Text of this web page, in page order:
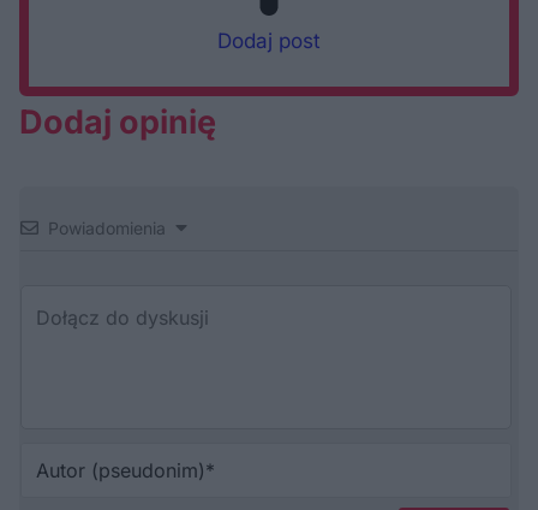
Dodaj post
Dodaj opinię
Powiadomienia